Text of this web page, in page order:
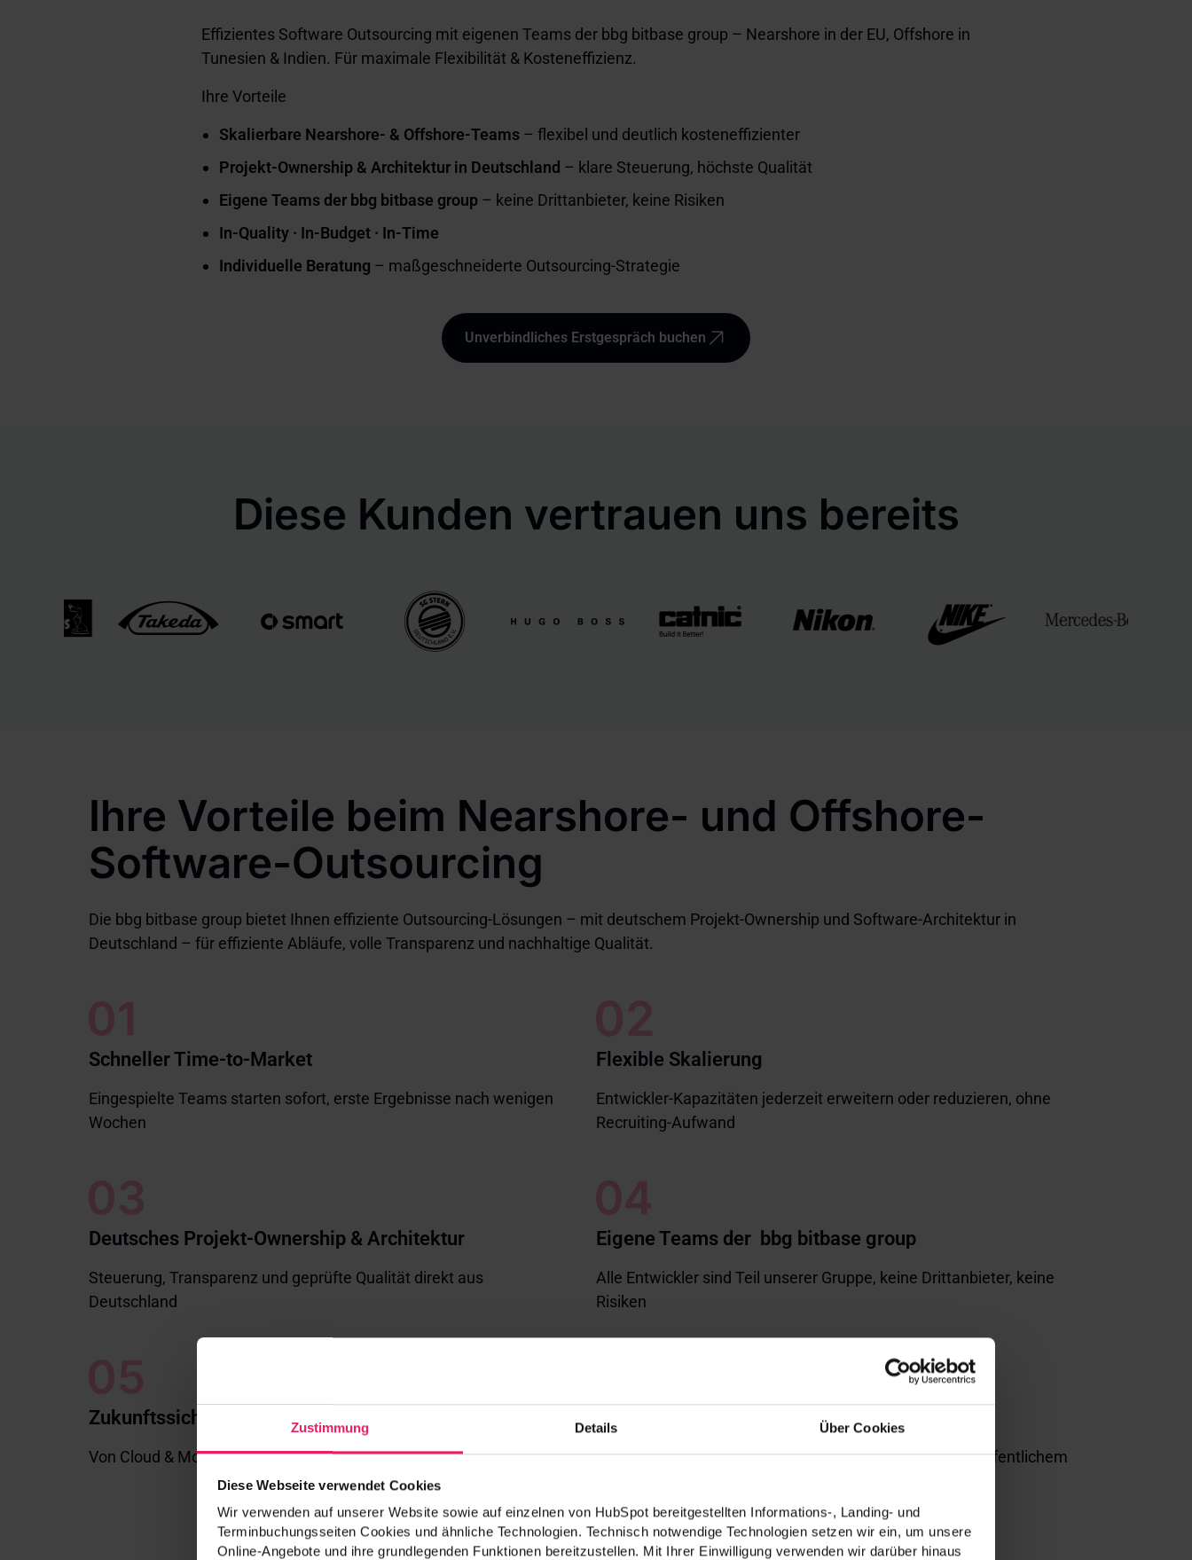
Zustimmung Details Über Cookies
Diese Webseite verwendet Cookies
Wir verwenden auf unserer Website sowie auf einzelnen von HubSpot bereitgestellten Informations-, Landing- und
Terminbuchungsseiten Cookies und ähnliche Technologien. Technisch notwendige Technologien setzen wir ein, um unsere
Online-Angebote und ihre grundlegenden Funktionen bereitzustellen. Mit Ihrer Einwilligung verwenden wir darüber hinaus
Effizientes Software Outsourcing mit eigenen Teams der bbg bitbase group – Nearshore in der EU, Offshore in
Tunesien & Indien. Für maximale Flexibilität & Kosteneffizienz.
Ihre Vorteile
Skalierbare Nearshore- & Offshore-Teams – flexibel und deutlich kosteneffizienter
Projekt-Ownership & Architektur in Deutschland – klare Steuerung, höchste Qualität
Eigene Teams der bbg bitbase group – keine Drittanbieter, keine Risiken
In-Quality · In-Budget · In-Time
Individuelle Beratung – maßgeschneiderte Outsourcing-Strategie
Unverbindliches Erstgespräch buchen
Diese Kunden vertrauen uns bereits
Ihre Vorteile beim Nearshore- und Offshore-
Software-Outsourcing
Die bbg bitbase group bietet Ihnen effiziente Outsourcing-Lösungen – mit deutschem Projekt-Ownership und Software-Architektur in
Deutschland – für effiziente Abläufe, volle Transparenz und nachhaltige Qualität.
Schneller Time-to-Market
Eingespielte Teams starten sofort, erste Ergebnisse nach wenigen
Wochen
Flexible Skalierung
Entwickler-Kapazitäten jederzeit erweitern oder reduzieren, ohne
Recruiting-Aufwand
Deutsches Projekt-Ownership & Architektur
Steuerung, Transparenz und geprüfte Qualität direkt aus
Deutschland
Eigene Teams der bbg bitbase group
Alle Entwickler sind Teil unserer Gruppe, keine Drittanbieter, keine
Risiken
Zukunftssichere Technologien
Von Cloud & Mobile über KI bis Blockchain
Von Cloud & Mobile über KI bis Blockchain
Erfolgreiche Projekte in Industrie, Handel, Pharma und öffentlichem